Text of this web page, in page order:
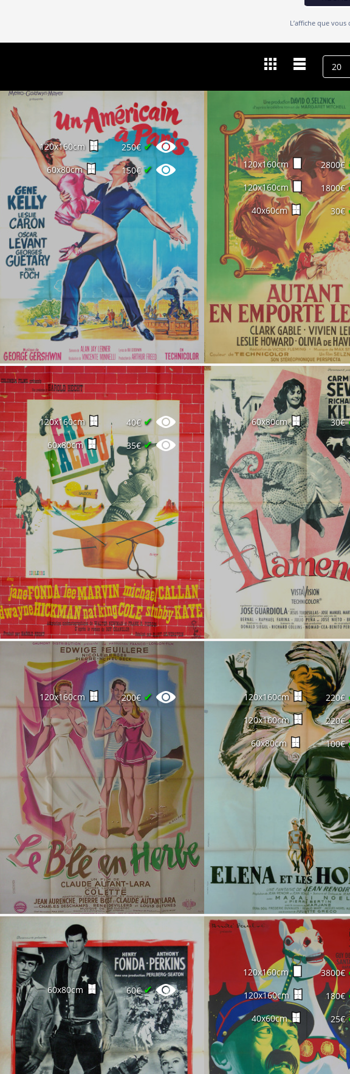
L’affiche que
120x160cm 250€ ✔
60x80cm 150€✔ 120x160cm 2800€
120x160cm 1800€
40x60cm 30€
120x160cm 40€ ✔
60x80cm 35€✔
60x80cm 30€
120x160cm 200€ ✔ 120x160cm 220€
120x160cm 220€
60x80cm 100€
60x80cm 60€✔
120x160cm 3800€
120x160cm 180€
40x60cm 25€